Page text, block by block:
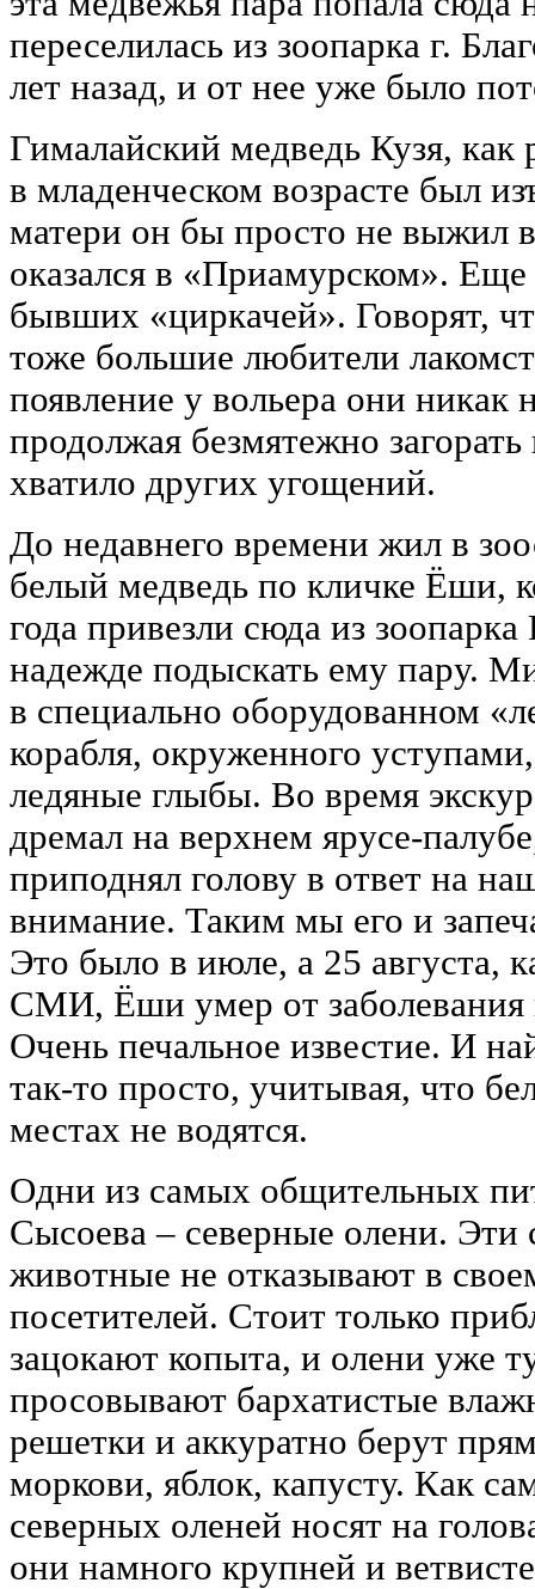
переселилась из зоопарка г.
лет назад, и от нее уже было
Гималайский медведь Кузя, как
в младенческом возрасте был
матери он бы просто не выжил
оказался в «Приамурском». Еще
бывших «циркачей». Говорят,
тоже большие любители
появление у вольера они никак
продолжая безмятежно
хватило других угощений.
До недавнего времени жил в
белый медведь по кличке Ёши,
года привезли сюда из
надежде подыскать ему пару.
в специально оборудованном
корабля, окруженного
ледяные глыбы. Во время
дремал на верхнем ярусе-
приподнял голову в ответ на
внимание. Таким мы его и
Это было в июле, а 25 августа,
СМИ, Ёши умер от заболевания
Очень печальное известие. И
так-то просто, учитывая, что
местах не водятся.
Одни из самых общительных
Сысоева – северные олени.
животные не отказывают в
посетителей. Стоит только
зацокают копыта, и олени уже
просовывают бархатистые
решетки и аккуратно берут
моркови, яблок, капусту. Как
северных оленей носят на
они намного крупней и